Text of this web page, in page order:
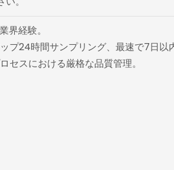
界経験。
プ24時間サンプリング、最速で7日以
セスにおける厳格な品質管理。